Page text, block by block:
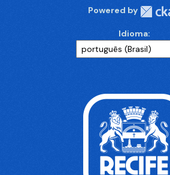
Powered by
Idioma